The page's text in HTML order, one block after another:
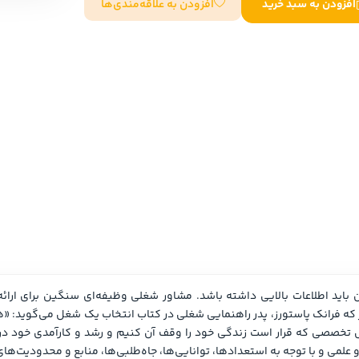
سایر کشورهای اروپا
افزودن به سبد خرید افزودن به علاقه‌مندی‌ها
جاه‌طلبی‌ها، منابع و محدودیت‌های هر فرد حل شوند.»